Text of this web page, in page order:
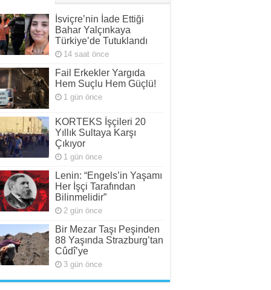
İsviçre’nin İade Ettiği
Bahar Yalçınkaya
Türkiye’de Tutuklandı
14 saat önce
Fail Erkekler Yargıda
Hem Suçlu Hem Güçlü!
1 gün önce
KORTEKS İşçileri 20
Yıllık Sultaya Karşı
Çıkıyor
1 gün önce
Lenin: “Engels’in Yaşamı
Her İşçi Tarafından
Bilinmelidir”
2 gün önce
Bir Mezar Taşı Peşinden
88 Yaşında Strazburg’tan
Cûdî’ye
3 gün önce